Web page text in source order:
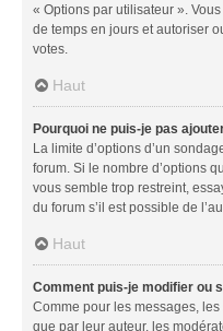
« Options par utilisateur ».
de temps en jours et autoriser
votes.
Haut
Pourquoi ne puis-je pas
La limite d’options d’un
forum. Si le nombre d’options
vous semble trop restreint,
du forum s’il est possible de
Haut
Comment puis-je modifier ou
Comme pour les messages,
que par leur auteur, les